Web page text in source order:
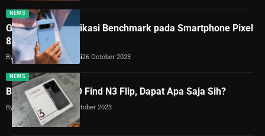
NEWS
Google Blokir Aplikasi Benchmark pada Smartphone Pixel
8 dan 8 Pro?
ByDimas Galih Windudjati26 October 2023
NEWS
Buka Kotak OPPO Find N3 Flip, Dapat Apa Saja Sih?
By Redaksi Hyperbit26 October 2023